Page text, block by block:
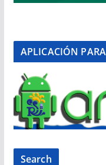
APLICACIÓN
Search